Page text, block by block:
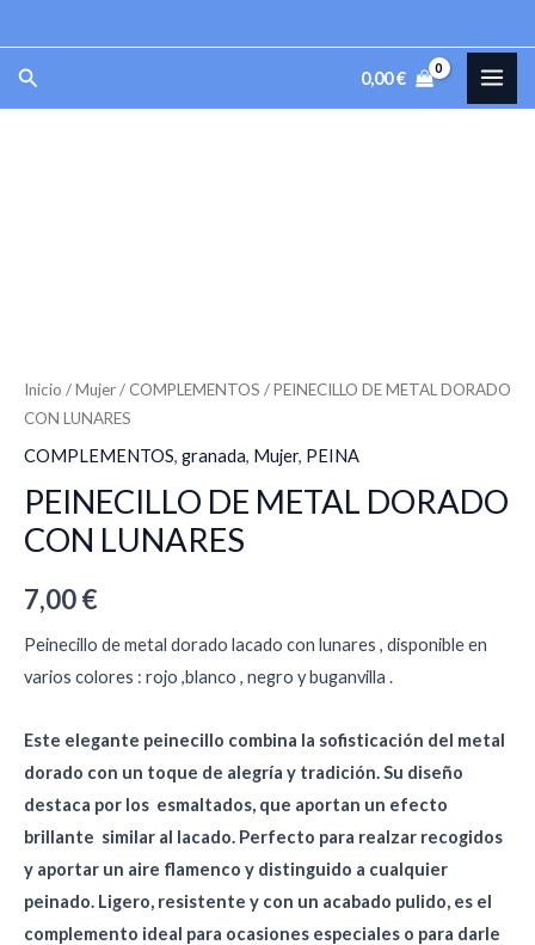
al
contenido
Buscar 0,00€
Inicio /Mujer/ COMPLEMENTOS / PEINECILLO DE METAL DORADO
CON LUNARES
COMPLEMENTOS, granada, Mujer, PEINA
PEINECILLO DE METAL DORADO
CON LUNARES
7,00€
Peinecillo de metal dorado lacado con lunares , disponible en
varios colores : rojo ,blanco , negro y buganvilla .
Este elegante peinecillo combina la sofisticación del metal
dorado con un toque de alegría y tradición. Su diseño
destaca por los esmaltados, que aportan un efecto
brillante similar al lacado. Perfecto para realzar recogidos
y aportar un aire flamenco y distinguido a cualquier
peinado. Ligero, resistente y con un acabado pulido, es el
complemento ideal para ocasiones especiales o para darle